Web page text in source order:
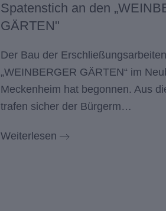
Spatenstich an den
GÄRTEN"
Der Bau der
„WEINBERGER GÄRTEN“ im
Meckenheim hat begonnen. Aus
trafen sicher der Bürgerm…
Weiterlesen